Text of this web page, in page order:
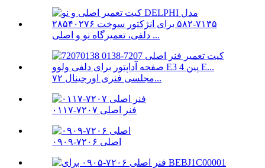
دلفی، تعمیرگاه نو و اصلی ...
مجلسی فنری اورجینال ۷۲...
فنر اصلی ۷۲۰۷-۰۱۱۷
اصلی ۷۲۰۶-۰۹۰۹